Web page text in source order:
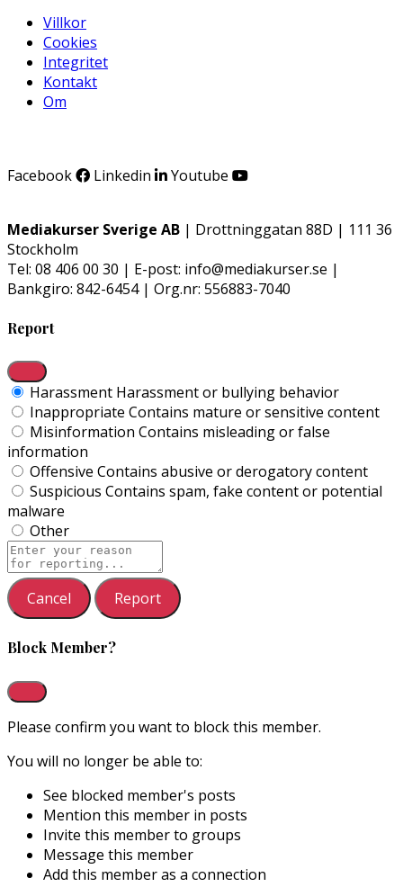
Villkor
Cookies
Integritet
Kontakt
Om
Facebook Linkedin Youtube
Mediakurser Sverige AB | Drottninggatan 88D | 111 36
Stockholm
Tel: 08 406 00 30 | E-post: info@mediakurser.se |
Bankgiro: 842-6454 | Org.nr: 556883-7040
Report
Harassment Harassment or bullying behavior
Inappropriate Contains mature or sensitive content
Misinformation Contains misleading or false
information
Offensive Contains abusive or derogatory content
Suspicious Contains spam, fake content or potential
malware
Other
Report
note
Report
Block Member?
Please confirm you want to block this member.
You will no longer be able to:
See blocked member's posts
Mention this member in posts
Invite this member to groups
Message this member
Add this member as a connection